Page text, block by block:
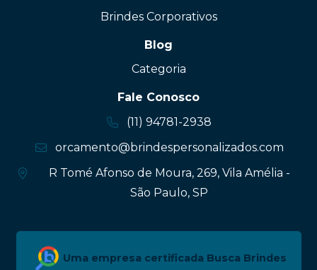
Brindes Corporativos
Blog
Categoria
Fale Conosco
(11) 94781-2938
orcamento@brindespersonalizados.com
R Tomé Afonso de Moura, 269, Vila Amélia -
São Paulo, SP
Uma empresa certificada Busca Brindes